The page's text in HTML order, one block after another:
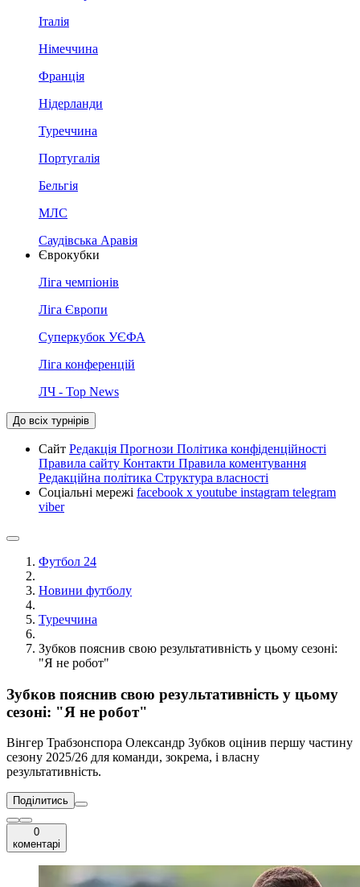
Італія
Німеччина
Франція
Нідерланди
Туреччина
Португалія
Бельгія
МЛС
Саудівська Аравія
Єврокубки
Ліга чемпіонів
Ліга Європи
Суперкубок УЄФА
Ліга конференцій
ЛЧ - Top News
До всіх турнірів
Сайт Редакція Прогнози Політика конфіденційності
Правила сайту Контакти Правила коментування
Редакційна політика Структура власності
Соціальні мережі facebook x youtube instagram telegram
viber
Футбол 24
Новини футболу
Туреччина
Зубков пояснив свою результативність у цьому сезоні:
"Я не робот"
Зубков пояснив свою результативність у цьому
сезоні: "Я не робот"
Вінгер Трабзонспора Олександр Зубков оцінив першу частину
сезону 2025/26 для команди, зокрема, і власну
результативність.
Поділитись
0
коментарі